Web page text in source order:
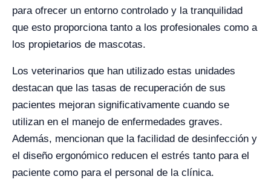
para ofrecer un entorno controlado y la tranquilidad
que esto proporciona tanto a los profesionales como a
los propietarios de mascotas.
Los veterinarios que han utilizado estas unidades
destacan que las tasas de recuperación de sus
pacientes mejoran significativamente cuando se
utilizan en el manejo de enfermedades graves.
Además, mencionan que la facilidad de desinfección y
el diseño ergonómico reducen el estrés tanto para el
paciente como para el personal de la clínica.